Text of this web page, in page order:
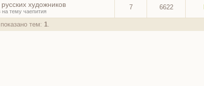
художников
на тему чаепития
7 6622
тем: 1.